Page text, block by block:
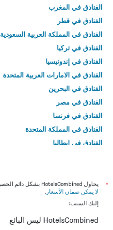
الفنادق في المغرب
الفنادق في قطر
الفنادق في المملكة العربية السعودية
الفنادق في تركيا
الفنادق في إندونيسيا
الفنادق في الامارات العربية المتحدة
الفنادق في البحرين
الفنادق في مصر
الفنادق في فرنسا
الفنادق في المملكة المتحدة
الفنادق في إيطاليا
*
يحاول HotelsCombined بشكل دائم الحصول على الأسعار الدقيقة، ولكن
لا يمكن ضمان الأسعار .
إليك السبب:
HotelsCombined ليس البائع